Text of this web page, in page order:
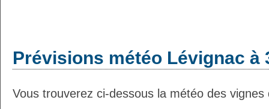
Prévisions météo Lévignac à
Vous trouverez ci-dessous la météo des